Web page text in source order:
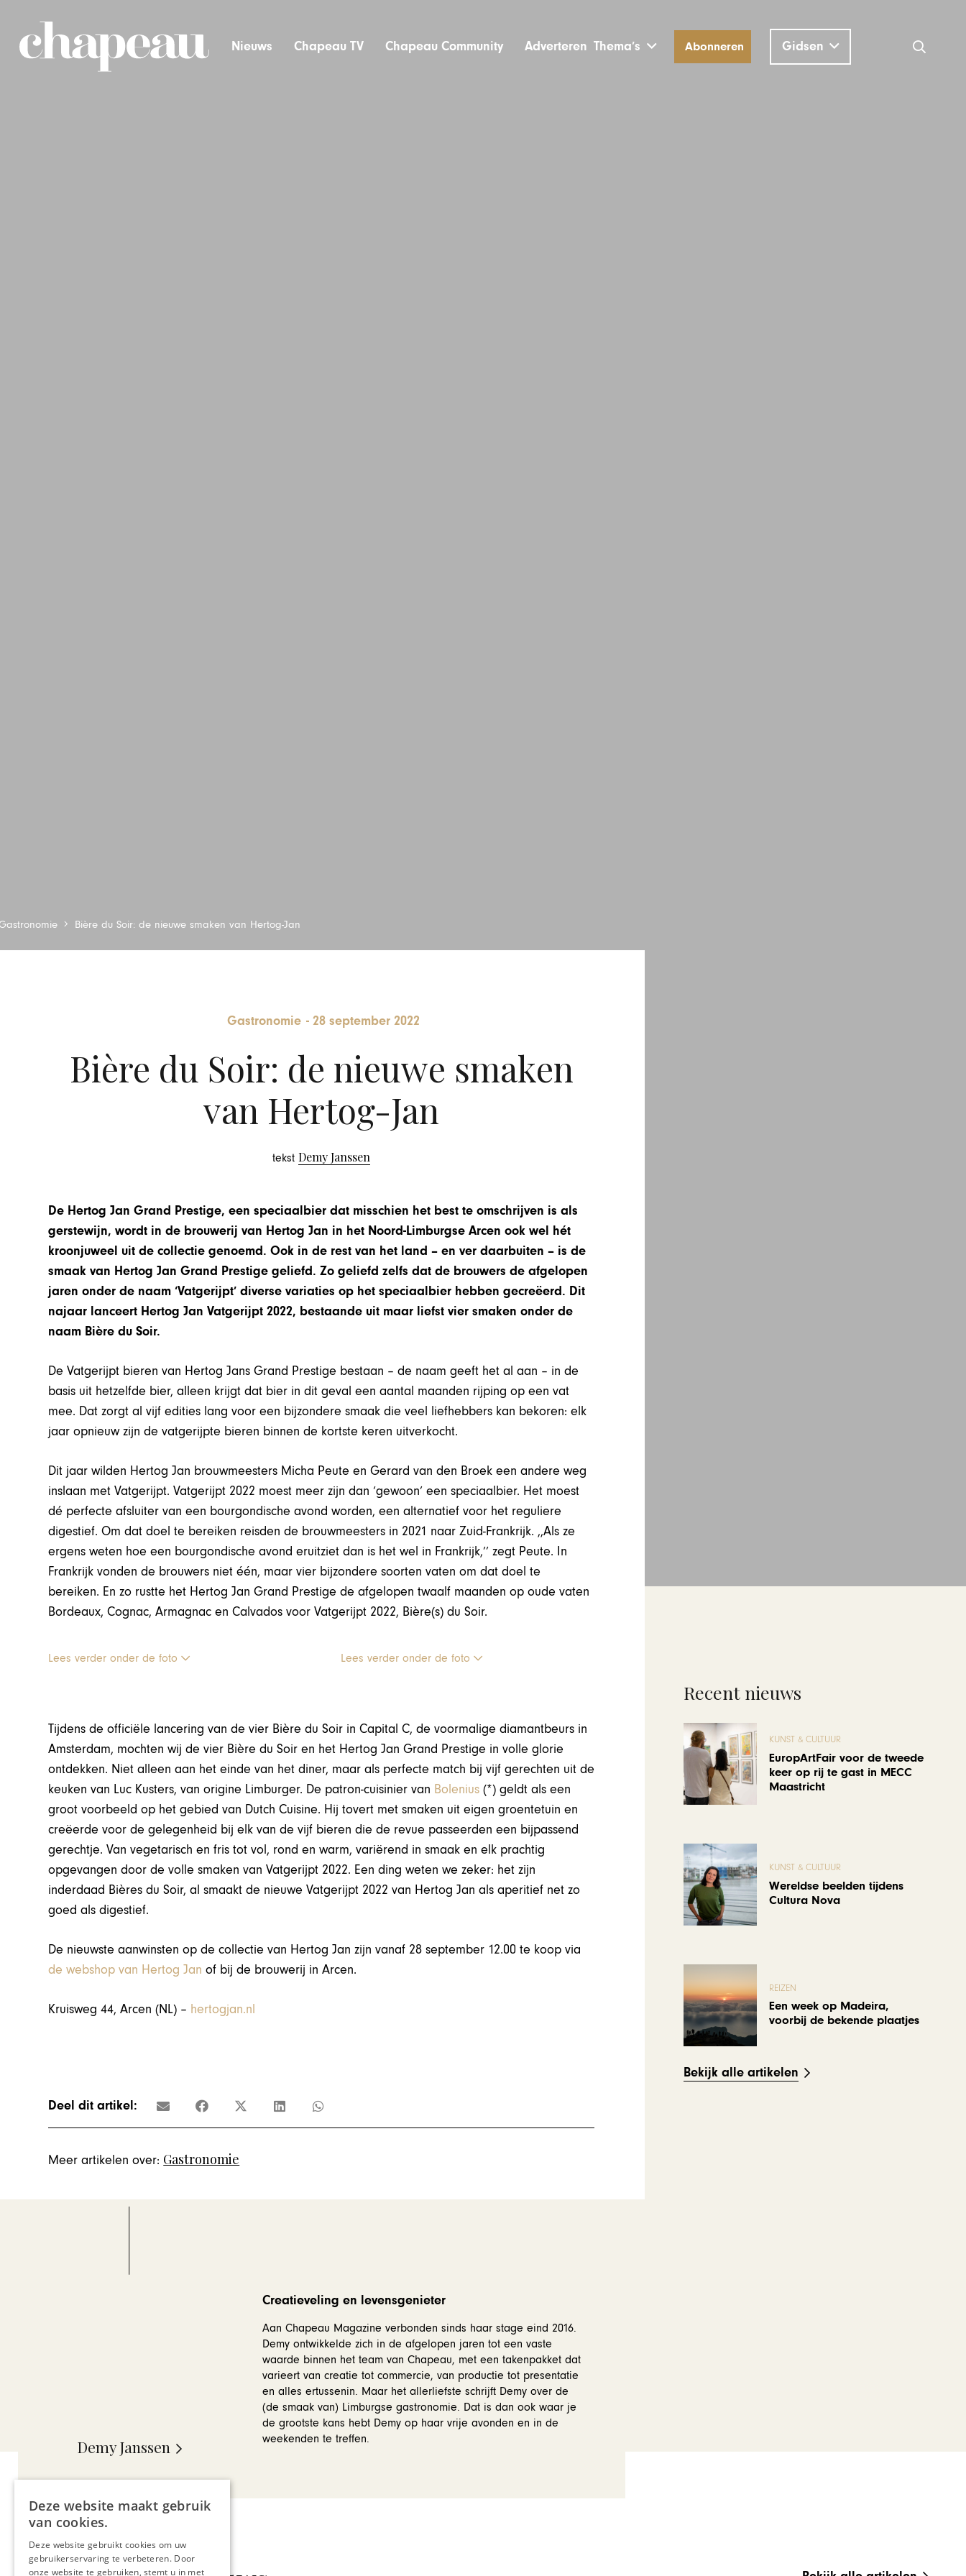
Nieuws Chapeau TV Chapeau Community Adverteren Thema’s Abonneren Gidsen
Bière du Soir: de nieuwe smaken van Hertog-Jan
Gastronomie - 28 september 2022
Bière du Soir: de nieuwe smaken
van Hertog-Jan
tekstDemy Janssen
De Hertog Jan Grand Prestige, een speciaalbier dat misschien het best te omschrijven is als
gerstewijn, wordt in de brouwerij van Hertog Jan in het Noord-Limburgse Arcen ook wel hét
kroonjuweel uit de collectie genoemd. Ook in de rest van het land – en ver daarbuiten – is de
smaak van Hertog Jan Grand Prestige geliefd. Zo geliefd zelfs dat de brouwers de afgelopen
jaren onder de naam ‘Vatgerijpt’ diverse variaties op het speciaalbier hebben gecreëerd. Dit
najaar lanceert Hertog Jan Vatgerijpt 2022, bestaande uit maar liefst vier smaken onder de
naam Bière du Soir.
De Vatgerijpt bieren van Hertog Jans Grand Prestige bestaan – de naam geeft het al aan – in de
basis uit hetzelfde bier, alleen krijgt dat bier in dit geval een aantal maanden rijping op een vat
mee. Dat zorgt al vijf edities lang voor een bijzondere smaak die veel liefhebbers kan bekoren: elk
jaar opnieuw zijn de vatgerijpte bieren binnen de kortste keren uitverkocht.
Dit jaar wilden Hertog Jan brouwmeesters Micha Peute en Gerard van den Broek een andere weg
inslaan met Vatgerijpt. Vatgerijpt 2022 moest meer zijn dan ‘gewoon’ een speciaalbier. Het moest
dé perfecte afsluiter van een bourgondische avond worden, een alternatief voor het reguliere
digestief. Om dat doel te bereiken reisden de brouwmeesters in 2021 naar Zuid-Frankrijk. ,,Als ze
ergens weten hoe een bourgondische avond eruitziet dan is het wel in Frankrijk,’’ zegt Peute. In
Frankrijk vonden de brouwers niet één, maar vier bijzondere soorten vaten om dat doel te
bereiken. En zo rustte het Hertog Jan Grand Prestige de afgelopen twaalf maanden op oude vaten
Bordeaux, Cognac, Armagnac en Calvados voor Vatgerijpt 2022, Bière(s) du Soir.
Lees verder onder de foto Lees verder onder de foto
Tijdens de officiële lancering van de vier Bière du Soir in Capital C, de voormalige diamantbeurs in
Amsterdam, mochten wij de vier Bière du Soir en het Hertog Jan Grand Prestige in volle glorie
ontdekken. Niet alleen aan het einde van het diner, maar als perfecte match bij vijf gerechten uit de
keuken van Luc Kusters, van origine Limburger. De patron-cuisinier van Bolenius (*) geldt als een
groot voorbeeld op het gebied van Dutch Cuisine. Hij tovert met smaken uit eigen groentetuin en
creëerde voor de gelegenheid bij elk van de vijf bieren die de revue passeerden een bijpassend
gerechtje. Van vegetarisch en fris tot vol, rond en warm, variërend in smaak en elk prachtig
opgevangen door de volle smaken van Vatgerijpt 2022. Een ding weten we zeker: het zijn
inderdaad Bières du Soir, al smaakt de nieuwe Vatgerijpt 2022 van Hertog Jan als aperitief net zo
goed als digestief.
De nieuwste aanwinsten op de collectie van Hertog Jan zijn vanaf 28 september 12.00 te koop via
de webshop van Hertog Jan of bij de brouwerij in Arcen.
Kruisweg 44, Arcen (NL) – hertogjan.nl
Deel dit artikel:
Meer artikelen over: Gastronomie
Demy Janssen
Creatieveling en levensgenieter
Aan Chapeau Magazine verbonden sinds haar stage eind 2016.
Demy ontwikkelde zich in de afgelopen jaren tot een vaste
waarde binnen het team van Chapeau, met een takenpakket dat
varieert van creatie tot commercie, van productie tot presentatie
en alles ertussenin. Maar het allerliefste schrijft Demy over de
(de smaak van) Limburgse gastronomie. Dat is dan ook waar je
de grootste kans hebt Demy op haar vrije avonden en in de
weekenden te treffen.
Recent nieuws
KUNST & CULTUUR
EuropArtFair voor de tweede
keer op rij te gast in MECC
Maastricht
KUNST & CULTUUR
Wereldse beelden tijdens
Cultura Nova
REIZEN
Een week op Madeira,
voorbij de bekende plaatjes
Bekijk alle artikelen
Deze website maakt gebruik
van cookies.
Deze website gebruikt cookies om uw
gebruikerservaring te verbeteren. Door
onze website te gebruiken, stemt u in met